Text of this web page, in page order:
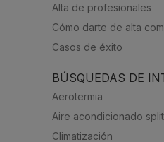
Alta de profesionales
Cómo darte de alta
Casos de éxito
BÚSQUEDAS DE
Aerotermia
Aire acondicionado split
Climatización